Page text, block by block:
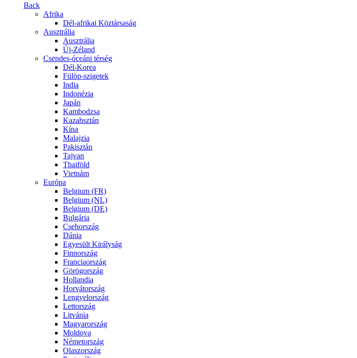
Back
Afrika
Dél-afrikai Köztársaság
Ausztrália
Ausztrália
Új-Zéland
Csendes-óceáni térség
Dél-Korea
Fülöp-szigetek
India
Indonézia
Japán
Kambodzsa
Kazahsztán
Kína
Malajzia
Pakisztán
Tajvan
Thaiföld
Vietnám
Európa
Belgium (FR)
Belgium (NL)
Belgium (DE)
Bulgária
Csehország
Dánia
Egyesült Királyság
Finnország
Franciaország
Görögország
Hollandia
Horvátország
Lengyelország
Lettország
Litvánia
Magyarország
Moldova
Németország
Olaszország